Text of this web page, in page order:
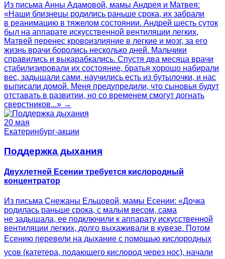
Из письма Анны Адамовой, мамы Андрея и Матвея:
«Наши близнецы родились раньше срока, их забрали
в реанимацию в тяжелом состоянии. Андрей шесть суток
был на аппарате искусственной вентиляции легких,
Матвей перенес кровоизлияние в легкие и мозг, за его
жизнь врачи боролись несколько дней. Мальчики
справились и выкарабкались. Спустя два месяца врачи
стабилизировали их состояние, братья хорошо набирали
вес, задышали сами, научились есть из бутылочки, и нас
выписали домой. Меня предупредили, что сыновья будут
отставать в развитии, но со временем смогут догнать
сверстников...» →
20 мая
Екатеринбург-акции
Поддержка дыхания
Двухлетней Есении требуется кислородный
концентратор
Из письма Снежаны Ельцовой, мамы Есении: «Дочка
родилась раньше срока, с малым весом, сама
не задышала, ее подключили к аппарату искусственной
вентиляции легких, долго выхаживали в кувезе. Потом
Есению перевели на дыхание с помощью кислородных
усов (катетера, подающего кислород через нос), начали